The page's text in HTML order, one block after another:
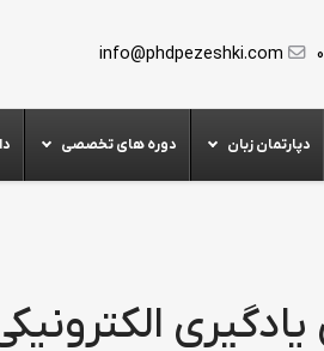
info@phdpezeshki.com
دپارتمان زبان دوره های تخصصی